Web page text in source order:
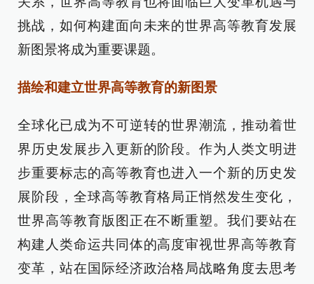
挑战，如何构建面向未来的世界高等教育发展
新图景将成为重要课题。
描绘和建立世界高等教育的新图景
全球化已成为不可逆转的世界潮流，推动着世
界历史发展步入更新的阶段。作为人类文明进
步重要标志的高等教育也进入一个新的历史发
展阶段，全球高等教育格局正悄然发生变化，
世界高等教育版图正在不断重塑。我们要站在
构建人类命运共同体的高度审视世界高等教育
变革，站在国际经济政治格局战略角度去思考